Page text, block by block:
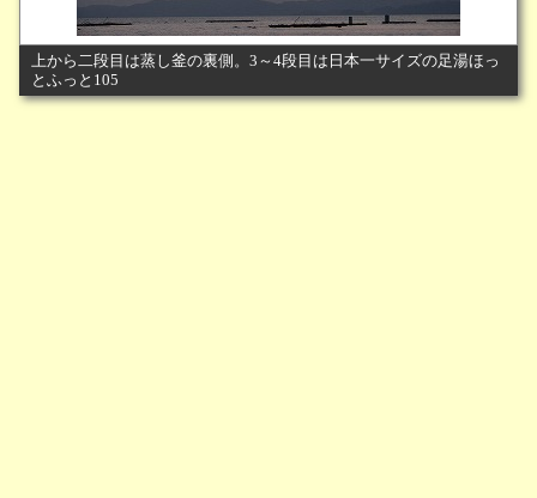
上から二段目は蒸し釜の裏側。3～4段目は日本一サイズの足湯ほっ
とふっと105